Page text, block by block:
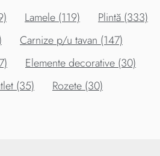
Lamele (119)
Plintă (333)
Carnize p/u tavan (147)
Elemente decorative (30)
(35)
Rozete (30)